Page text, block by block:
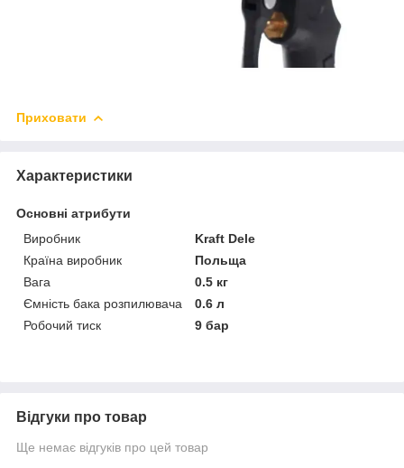
Приховати
Характеристики
Основні атрибути
Виробник
Kraft Dele
Країна виробник
Польща
Вага
0.5 кг
Ємність бака розпилювача
0.6 л
Робочий тиск
9 бар
Відгуки про товар
Ще немає відгуків про цей товар